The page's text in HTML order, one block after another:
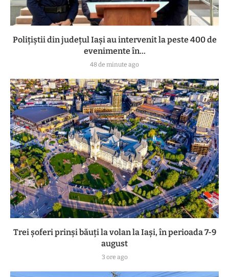
Polițiștii din județul Iași au intervenit la peste 400 de
evenimente în...
48 de minute ago
Trei șoferi prinși băuți la volan la Iași, în perioada 7-9
august
3 ore ago